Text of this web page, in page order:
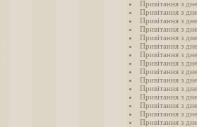
Привітання з
Привітання з
Привітання з
Привітання з
Привітання з
Привітання з
Привітання з
Привітання з
Привітання з
Привітання з
Привітання з
Привітання з
Привітання з
Привітання з
Привітання з